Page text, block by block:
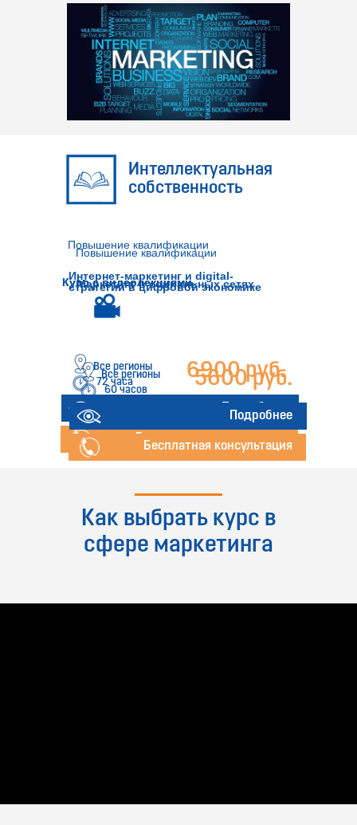
Интеллектуальная
собственность
Интернет-маркетинг и digital-
стратегии в цифровой экономике
Все регионы
Повышение квалификации
Подробнее
Бесплатная консультация
72 часа 6900 руб.
Маркетинг в социальных сетях
Все регионы
Повышение квалификации
Подробнее
Бесплатная консультация
60 часов 5600 руб.
Курс с видеолекциями
Курс с видеолекциями
Как выбрать курс в
сфере маркетинга